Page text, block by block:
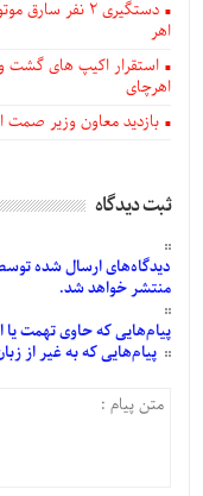
دستگيری ۲
اهر
استقرار اکیپ های گشت
اهرچای
بازدید معاون وزیر
ثبت دیدگاه
دیدگاه‌هایارسالشده
منتشر خواهد شد.
پیام‌هاییکه حاوی تهمت یا
پیام‌هاییکه به غیر از